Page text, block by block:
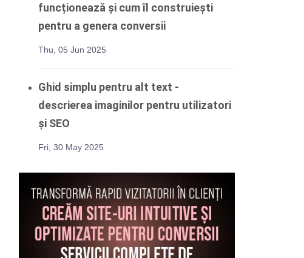
funcționează și cum îl construiești
pentru a genera conversii
Thu, 05 Jun 2025
Ghid simplu pentru alt text -
descrierea imaginilor pentru utilizatori
și SEO
Fri, 30 May 2025